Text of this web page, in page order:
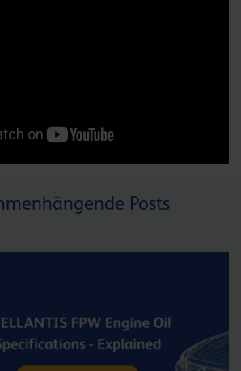
Posts